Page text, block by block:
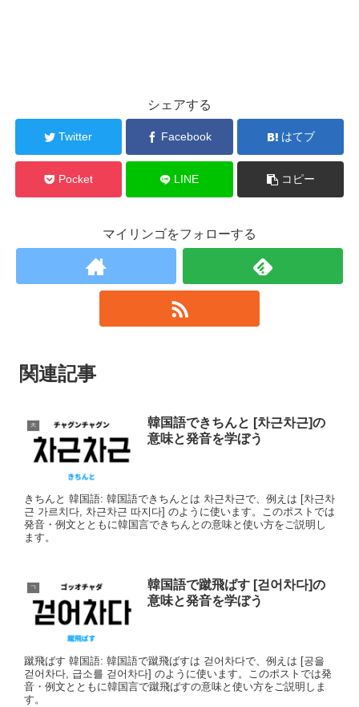
シェアする
Twitter Facebook はてブ
Pocket LINE コピー
マイリンゴをフォローする
関連記事
ㅊ
韓国語できちんと [차근차근]の
意味と発音を学ぼう
きちんと 韓国語: 韓国語できちんとは 차근차근で、例えは [차근차
근 가르치다, 차근차근 따지다] のように使います。このポストでは
発音・例文とともに韓国言できちんとの意味と使い方をご説明し
ます。
ㄱ
韓国語で蹴飛ばす [걷어차다]の
意味と発音を学ぼう
蹴飛ばす 韓国語: 韓国語で蹴飛ばすは 걷어차다で、例えは [공을
걷어차다, 급소를 걷어차다] のように使います。このポストでは発
音・例文とともに韓国言で蹴飛ばすの意味と使い方をご説明しま
す。